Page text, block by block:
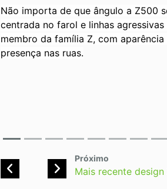
Não importa de que ângulo a Z500
centrada no farol e linhas
membro da família Z, com
presença nas ruas.